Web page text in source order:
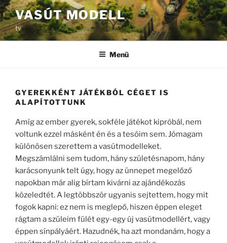
Tartalomhoz
VASÚT MODELL
tv
Menü
GYEREKKÉNT JÁTÉKBÓL CÉGET IS
ALAPÍTOTTUNK
Amíg az ember gyerek, sokféle játékot kipróbál, nem
voltunk ezzel másként én és a tesóim sem. Jómagam
különösen szerettem a vasútmodelleket.
Megszámlálni sem tudom, hány születésnapom, hány
karácsonyunk telt úgy, hogy az ünnepet megelőző
napokban már alig bírtam kivárni az ajándékozás
közeledtét. A legtöbbször ugyanis sejtettem, hogy mit
fogok kapni: ez nem is meglepő, hiszen éppen eleget
rágtam a szüleim fülét egy-egy új vasútmodellért, vagy
éppen sínpályáért. Hazudnék, ha azt mondanám, hogy a